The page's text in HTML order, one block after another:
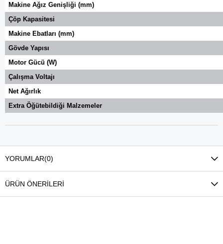
Makine Ağız Genişliği (mm)
Çöp Kapasitesi
Makine Ebatları (mm)
Gövde Yapısı
Motor Gücü (W)
Çalışma Voltajı
Net Ağırlık
Extra Öğütebildiği Malzemeler
YORUMLAR(0)
ÜRÜN ÖNERILERI